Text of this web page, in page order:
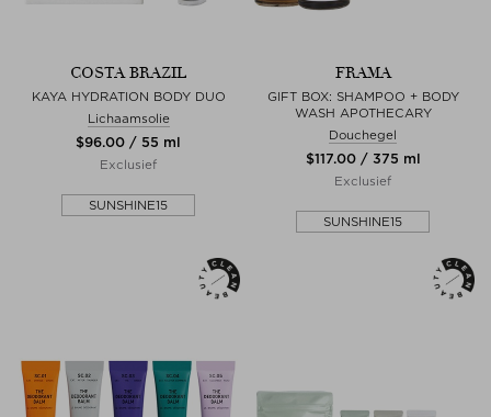
COSTA BRAZIL
KAYA HYDRATION BODY DUO
Lichaamsolie
$‌96.00 / 55 ml
Exclusief
SUNSHINE15
FRAMA
GIFT BOX: SHAMPOO + BODY
WASH APOTHECARY
Douchegel
$‌117.00 / 375 ml
Exclusief
SUNSHINE15